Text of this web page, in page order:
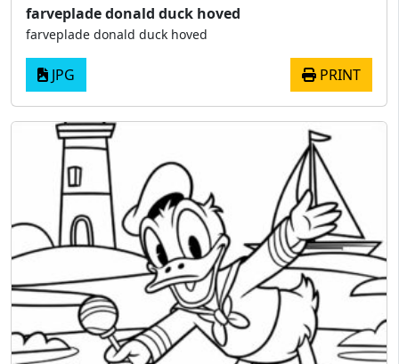
farveplade donald duck hoved
farveplade donald duck hoved
JPG PRINT